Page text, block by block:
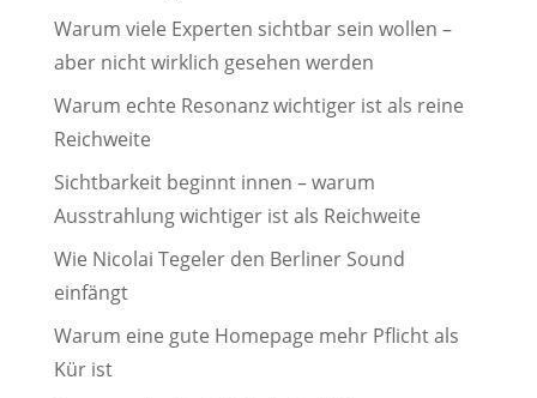
Warum viele Experten sichtbar sein wollen –
aber nicht wirklich gesehen werden
Warum echte Resonanz wichtiger ist als reine
Reichweite
Sichtbarkeit beginnt innen – warum
Ausstrahlung wichtiger ist als Reichweite
Wie Nicolai Tegeler den Berliner Sound
einfängt
Warum eine gute Homepage mehr Pflicht als
Kür ist